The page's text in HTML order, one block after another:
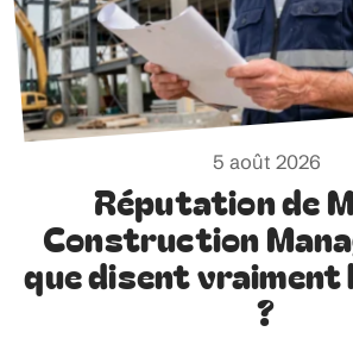
5 août 2026
Réputation de
Construction
que disent vraiment
?